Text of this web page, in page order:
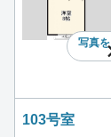
写真を
103号室